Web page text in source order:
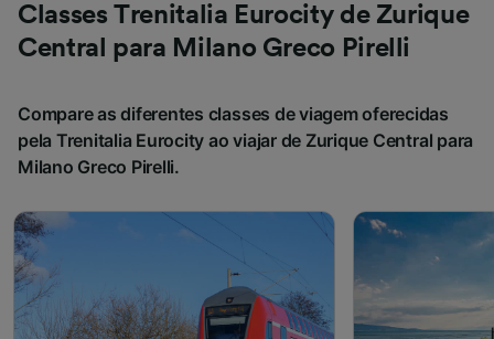
Classes Trenitalia Eurocity de Zurique
Central para Milano Greco Pirelli
Compare as diferentes classes de viagem oferecidas
pela Trenitalia Eurocity ao viajar de Zurique Central para
Milano Greco Pirelli.